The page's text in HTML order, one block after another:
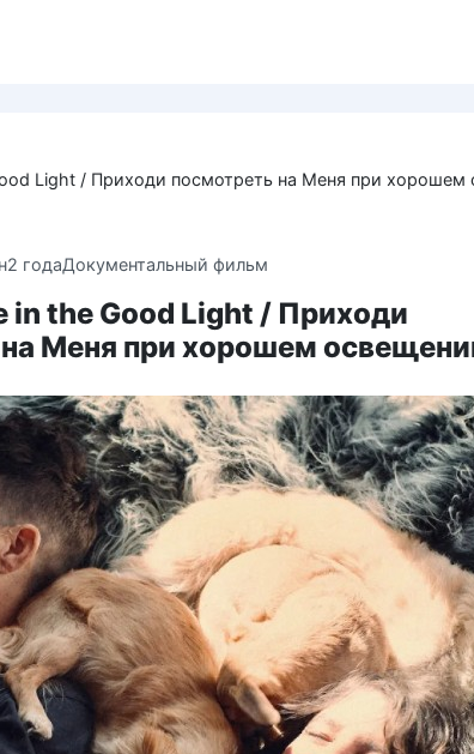
Light / Приходи посмотреть на Меня при хорошем
2 годаДокументальный фильм
in the Good Light / Приходи
Меня при хорошем